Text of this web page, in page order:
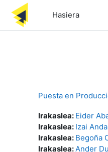
Joan eduki nagusira zuzenean
Hasiera
Puesta en
Irakaslea: Eider
Irakaslea: Izai
Irakaslea: Begoña
Irakaslea:Ander